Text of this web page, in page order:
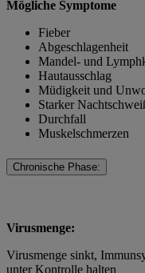
Mögliche Symptome
Fieber
Abgeschlagenheit
Mandel- und
Hautausschlag
Müdigkeit und
Starker
Durchfall
Muskelschmerzen
Chronische Phase:
Virusmenge:
Virusmenge sinkt,
unter Kontrolle halten